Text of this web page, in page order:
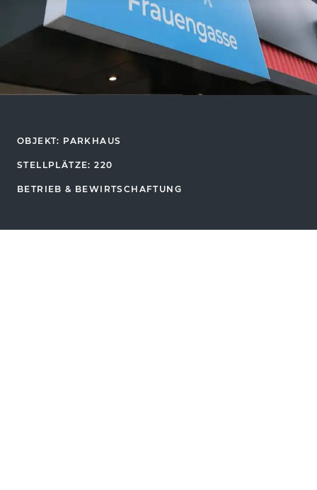
OBJEKT: PARKHAUS
STELLPLÄTZE: 220
BETRIEB & BEWIRTSCHAFTUNG